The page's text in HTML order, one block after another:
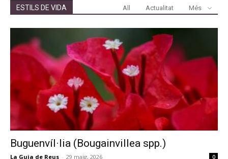
ESTILS DE VIDA All Actualitat Més
Buguenvíl·lia (Bougainvillea spp.)
La Guia de Reus - 29 maig, 2026 0